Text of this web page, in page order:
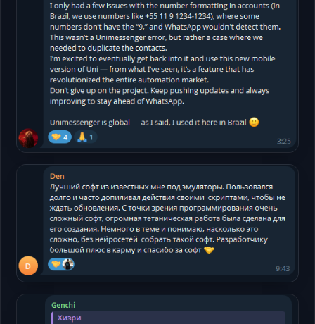
Telegram Открыть
Telegram Открыть